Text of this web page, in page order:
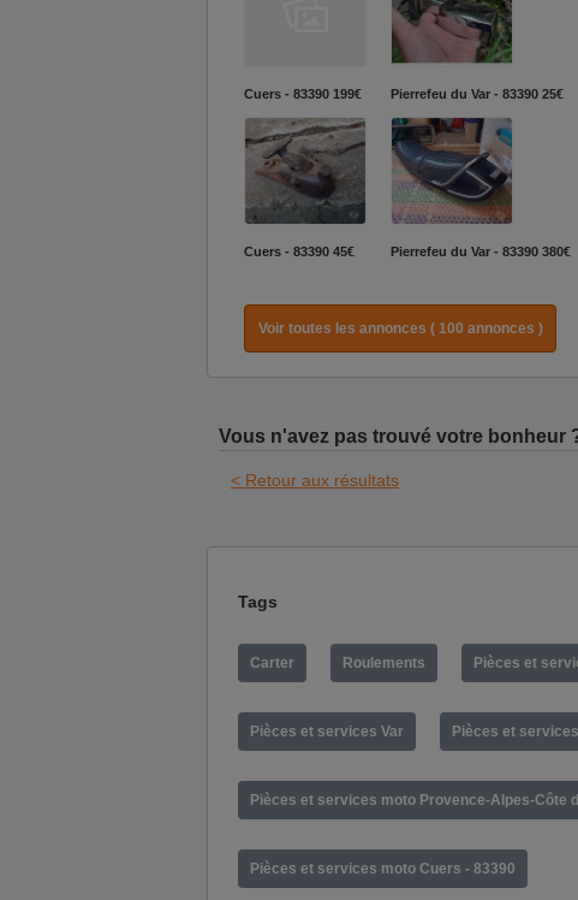
Cuers - 83390 199€ Pierrefeu du Var - 83390 25€
Cuers - 83390 45€ Pierrefeu du Var - 83390 380€
Voir toutes les annonces ( 100 annonces )
Vous n'avez pas trouvé votre bonheur
< Retour aux résultats
Tags
Carter Roulements Pièces et
Pièces et services Var Pièces et
Pièces et services moto Provence-Alpes-Côte
Pièces et services moto Cuers - 83390